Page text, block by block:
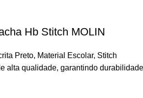
Hb Stitch MOLIN
Preto, Material Escolar, Stitch
alta qualidade, garantindo